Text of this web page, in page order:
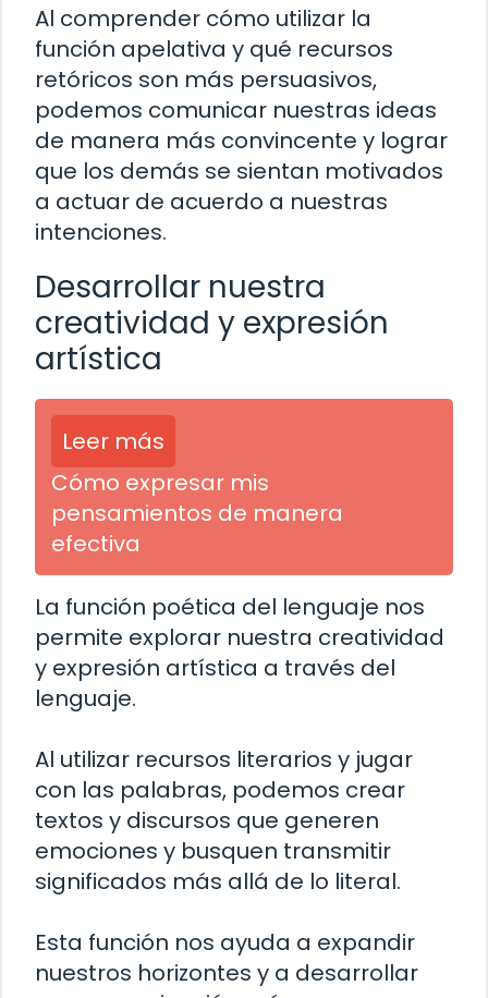
Al comprender cómo utilizar la
función apelativa y qué recursos
retóricos son más persuasivos,
podemos comunicar nuestras ideas
de manera más convincente y lograr
que los demás se sientan motivados
a actuar de acuerdo a nuestras
intenciones.
Desarrollar nuestra
creatividad y expresión
artística
Leer más
Cómo expresar mis
pensamientos de manera
efectiva
La función poética del lenguaje nos
permite explorar nuestra creatividad
y expresión artística a través del
lenguaje.
Al utilizar recursos literarios y jugar
con las palabras, podemos crear
textos y discursos que generen
emociones y busquen transmitir
significados más allá de lo literal.
Esta función nos ayuda a expandir
nuestros horizontes y a desarrollar